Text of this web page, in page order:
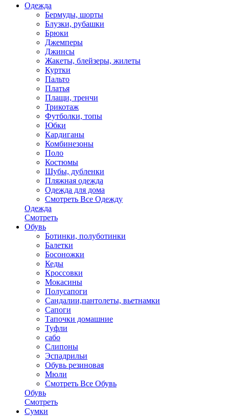
Одежда
Бермуды, шорты
Блузки, рубашки
Брюки
Джемперы
Джинсы
Жакеты, блейзеры, жилеты
Куртки
Пальто
Платья
Плащи, тренчи
Трикотаж
Футболки, топы
Юбки
Кардиганы
Комбинезоны
Поло
Костюмы
Шубы, дубленки
Пляжная одежда
Одежда для дома
Смотреть Все Одежду
Одежда
Смотреть
Обувь
Ботинки, полуботинки
Балетки
Босоножки
Кеды
Кроссовки
Мокасины
Полусапоги
Сандалии,пантолеты, вьетнамки
Сапоги
Тапочки домашние
Туфли
сабо
Слипоны
Эспадрильи
Обувь резиновая
Мюли
Смотреть Все Обувь
Обувь
Смотреть
Сумки